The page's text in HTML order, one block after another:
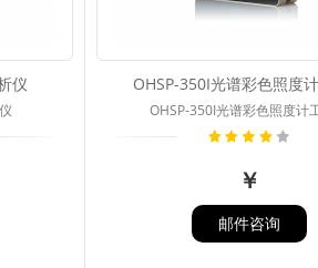
仪 OHSP-350I光谱彩色照度
OHSP-350I光谱彩色照度计
￥
邮件咨询